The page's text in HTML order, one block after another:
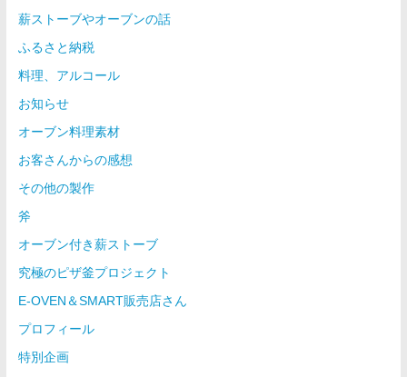
薪ストーブやオーブンの話
ふるさと納税
料理、アルコール
お知らせ
オーブン料理素材
お客さんからの感想
その他の製作
斧
オーブン付き薪ストーブ
究極のピザ釜プロジェクト
E-OVEN＆SMART販売店さん
プロフィール
特別企画